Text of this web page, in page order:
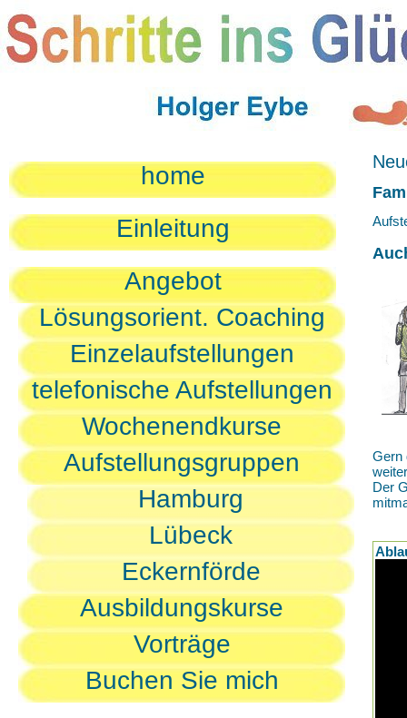
home
Einleitung
Angebot
Lösungsorient. Coaching
Einzelaufstellungen
telefonische Aufstellungen
Wochenendkurse
Aufstellungsgruppen
Hamburg
Lübeck
Eckernförde
Ausbildungskurse
Vorträge
Buchen Sie mich
Gern
Der